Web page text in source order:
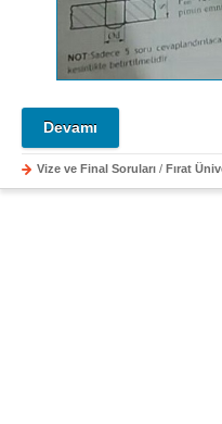
Devamı
Vize ve Final Soruları / Fırat